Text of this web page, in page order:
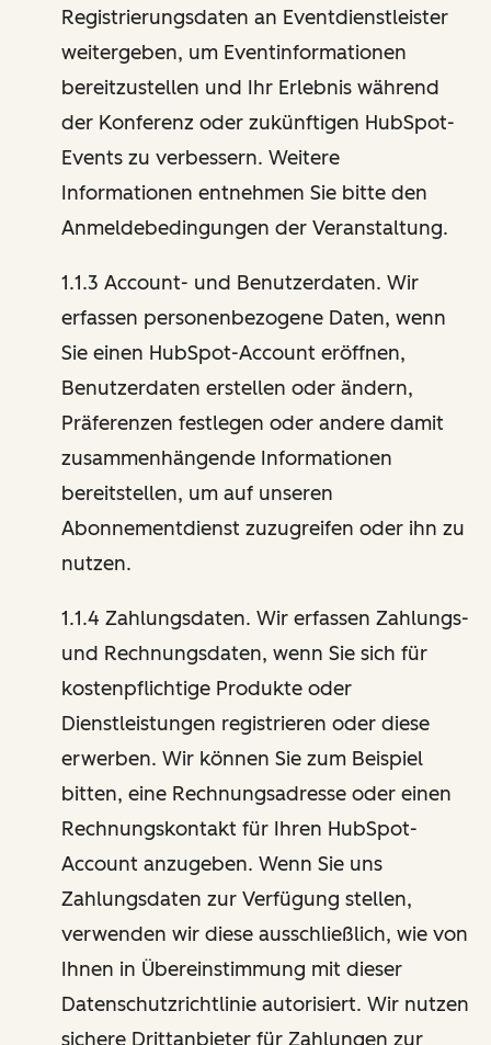
Registrierungsdaten an Eventdienstleister
weitergeben, um Eventinformationen
bereitzustellen und Ihr Erlebnis während
der Konferenz oder zukünftigen HubSpot-
Events zu verbessern. Weitere
Informationen entnehmen Sie bitte den
Anmeldebedingungen der Veranstaltung.
1.1.3 Account- und Benutzerdaten. Wir
erfassen personenbezogene Daten, wenn
Sie einen HubSpot-Account eröffnen,
Benutzerdaten erstellen oder ändern,
Präferenzen festlegen oder andere damit
zusammenhängende Informationen
bereitstellen, um auf unseren
Abonnementdienst zuzugreifen oder ihn zu
nutzen.
1.1.4 Zahlungsdaten. Wir erfassen Zahlungs-
und Rechnungsdaten, wenn Sie sich für
kostenpflichtige Produkte oder
Dienstleistungen registrieren oder diese
erwerben. Wir können Sie zum Beispiel
bitten, eine Rechnungsadresse oder einen
Rechnungskontakt für Ihren HubSpot-
Account anzugeben. Wenn Sie uns
Zahlungsdaten zur Verfügung stellen,
verwenden wir diese ausschließlich, wie von
Ihnen in Übereinstimmung mit dieser
Datenschutzrichtlinie autorisiert. Wir nutzen
sichere Drittanbieter für Zahlungen zur